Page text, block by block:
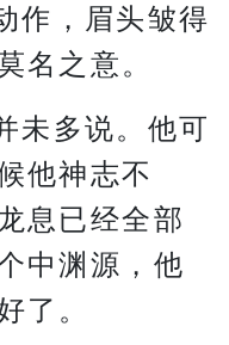
作，眉头皱得
名之意。
未多说。他可
他神志不
息已经全部
中渊源，他
了。